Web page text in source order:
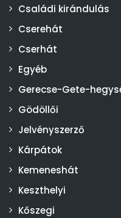
Családi kirándulás
Cserehát
Cserhát
Egyéb
Gerecse-Gete-
Gödöllői
Jelvényszerző
Kárpátok
Kemeneshát
Keszthelyi
Kőszegi